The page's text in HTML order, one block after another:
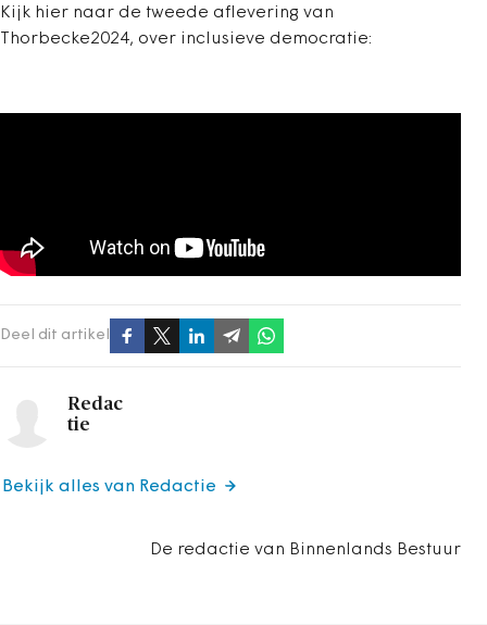
Kijk hier naar de tweede aflevering van
Thorbecke2024, over inclusieve democratie:
Deel dit artikel
Redac
tie
De redactie van Binnenlands Bestuur
Bekijk alles van Redactie